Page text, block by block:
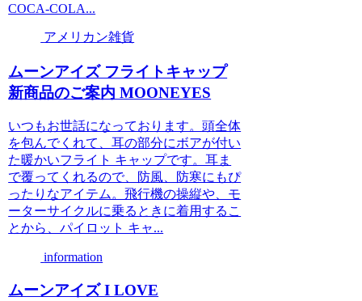
COCA-COLA...
アメリカン雑貨
ムーンアイズ フライトキャップ
新商品のご案内 MOONEYES
いつもお世話になっております。頭全体
を包んでくれて、耳の部分にボアが付い
た暖かいフライト キャップです。耳ま
で覆ってくれるので、防風、防寒にもぴ
ったりなアイテム。飛行機の操縦や、モ
ーターサイクルに乗るときに着用するこ
とから、パイロット キャ...
information
ムーンアイズ I LOVE